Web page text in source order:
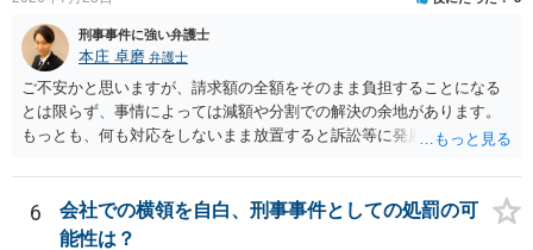
刑事事件に強い弁護士
本庄 卓磨 弁護士
ご不安かと思いますが、請求額の全額をそのまま負担することになる
とは限らず、事情によっては減額や分割での解決の余地があります。
もっとも、何も対応をしないまま放置すると訴訟等に発展してしまう
めします。
6
会社での横領を自白、刑事事件としての処罰の可
能性は？